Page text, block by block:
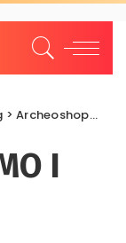
>Archeoshop>
I